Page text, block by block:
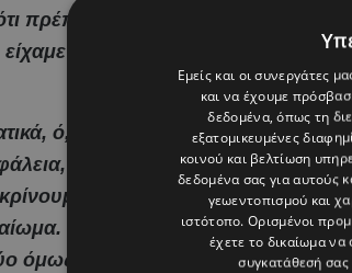
πρέπει να γεννήσει. Αυτό είναι
εκατό χρόνια πριν, ότι «για
ό,τι σου πει ο γιατρός και ό,τι
γιατί μπορεί να έχεις ένα
το πώς θα φέρει μία άλλη
Και το σώμα της κάθε γυναίκας,
όμως τρόποι, είναι τρόποι τους
Εμείς και οι συνεργάτες
και να έχουμε
δεδομένα, όπως τη
εξατομικευμένες
κοινού και βελτίωση
δεδομένα σας για αυτούς
γεωεντοπισμού και
ιστότοπο. Ορισμένοι
έχετε το δικαίωμα να
συγκατάθεσή σας